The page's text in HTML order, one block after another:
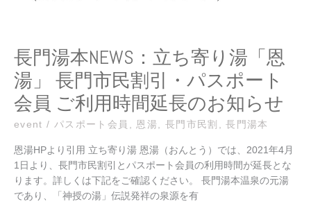
長門湯本NEWS：立ち寄り湯「恩
湯」 長門市民割引・パスポート
会員 ご利用時間延長のお知らせ
event / パスポート会員 , 恩湯, 長門市民割 ,長門湯本
恩湯HPより引用 立ち寄り湯 恩湯（おんとう）では、2021年4月
1日より、長門市民割引とパスポート会員の利用時間が延長とな
ります。詳しくは下記をご確認ください。 長門湯本温泉の元湯
であり、「神授の湯」伝説発祥の泉源を有
門
市
民
割
引・
パ
ポ
ー
ト
会